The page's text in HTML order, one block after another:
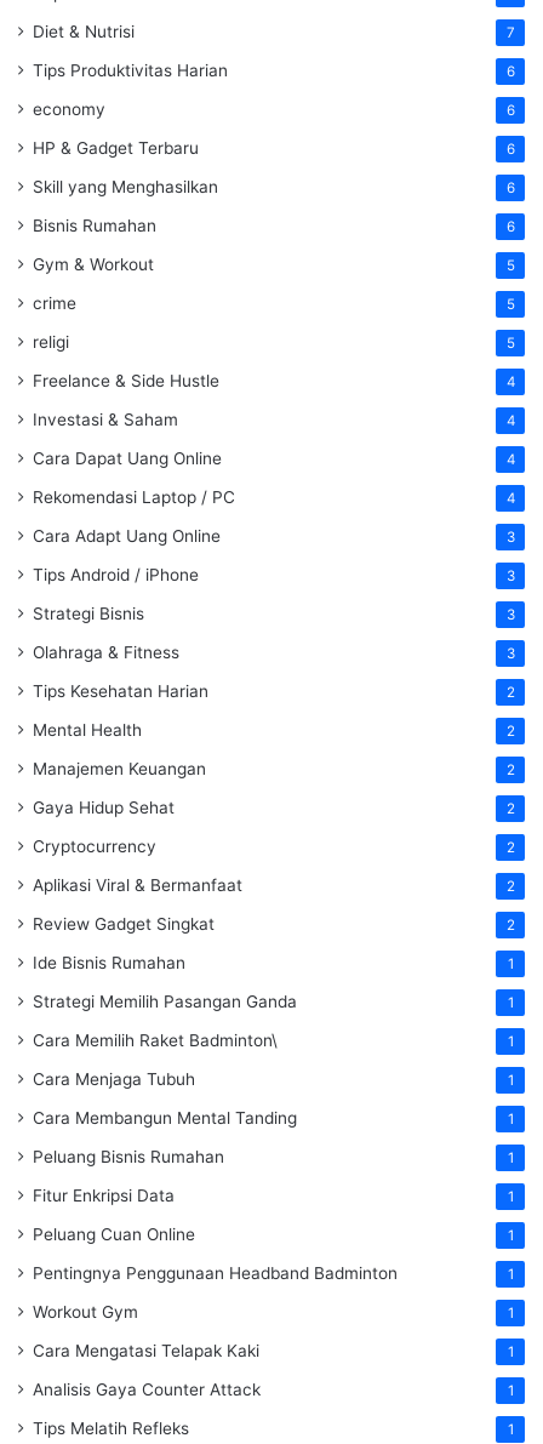
Diet & Nutrisi 7
Tips Produktivitas Harian 6
economy 6
HP & Gadget Terbaru 6
Skill yang Menghasilkan 6
Bisnis Rumahan 6
Gym & Workout 5
crime 5
religi 5
Freelance & Side Hustle 4
Investasi & Saham 4
Cara Dapat Uang Online 4
Rekomendasi Laptop / PC 4
Cara Adapt Uang Online 3
Tips Android / iPhone 3
Strategi Bisnis 3
Olahraga & Fitness 3
Tips Kesehatan Harian 2
Mental Health 2
Manajemen Keuangan 2
Gaya Hidup Sehat 2
Cryptocurrency 2
Aplikasi Viral & Bermanfaat 2
Review Gadget Singkat 2
Ide Bisnis Rumahan 1
Strategi Memilih Pasangan Ganda 1
Cara Memilih Raket Badminton\ 1
Cara Menjaga Tubuh 1
Cara Membangun Mental Tanding 1
Peluang Bisnis Rumahan 1
Fitur Enkripsi Data 1
Peluang Cuan Online 1
Pentingnya Penggunaan Headband Badminton 1
Workout Gym 1
Cara Mengatasi Telapak Kaki 1
Analisis Gaya Counter Attack 1
Tips Melatih Refleks 1